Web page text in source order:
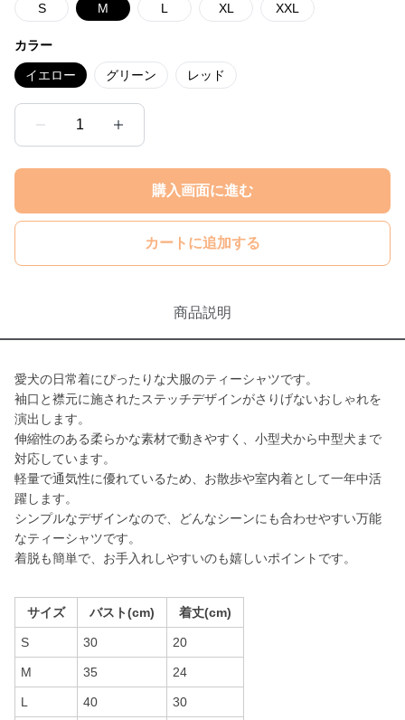
S M L XL XXL
カラー
イエロー グリーン レッド
1
購入画面に進む
カートに追加する
商品説明
愛犬の日常着にぴったりな犬服のティーシャツです。
袖口と襟元に施されたステッチデザインがさりげないおしゃれを
演出します。
伸縮性のある柔らかな素材で動きやすく、小型犬から中型犬まで
対応しています。
軽量で通気性に優れているため、お散歩や室内着として一年中活
躍します。
シンプルなデザインなので、どんなシーンにも合わせやすい万能
なティーシャツです。
着脱も簡単で、お手入れしやすいのも嬉しいポイントです。
サイズ バスト(cm) 着丈(cm)
S 30 20
M 35 24
L 40 30